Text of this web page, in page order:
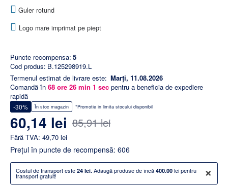
Guler rotund
Logo mare imprimat pe piept
Termenul estimat de livrare este: Marți, 11.08.2026
Puncte recompensa: 5
Cod produs: B.125298919.L
Comandă în 68 ore 26 min 0 sec pentru a beneficia de expediere
rapidă
În stoc magazin *Promotie in limita stocului disponibil
-30%
60,14 lei 85,91 lei
Fără TVA: 49,70 lei
Preţul în puncte de recompensă: 606
×
Costul de transport este 24 lei. Adaugă produse de încă 400.00 lei pentru
transport gratuit!